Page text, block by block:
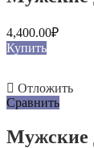
4,400.00₽
Купить
Отложить
Сравнить
Мужские